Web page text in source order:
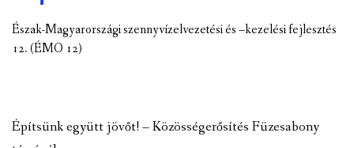
Észak-Magyarországi szennyvízelvezetési és –kezelési fejlesztés
12. (ÉMO 12)
Építsünk együtt jövőt! – Közösségerősítés Füzesabony